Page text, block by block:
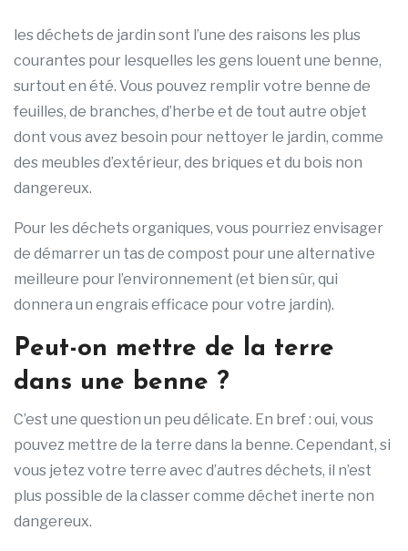
les déchets de jardin sont l’une des raisons les plus
courantes pour lesquelles les gens louent une benne,
surtout en été. Vous pouvez remplir votre benne de
feuilles, de branches, d’herbe et de tout autre objet
dont vous avez besoin pour nettoyer le jardin, comme
des meubles d’extérieur, des briques et du bois non
dangereux.
Pour les déchets organiques, vous pourriez envisager
de démarrer un tas de compost pour une alternative
meilleure pour l’environnement (et bien sûr, qui
donnera un engrais efficace pour votre jardin).
Peut-on mettre de la terre
dans une benne ?
C’est une question un peu délicate. En bref : oui, vous
pouvez mettre de la terre dans la benne. Cependant, si
vous jetez votre terre avec d’autres déchets, il n’est
plus possible de la classer comme déchet inerte non
dangereux.